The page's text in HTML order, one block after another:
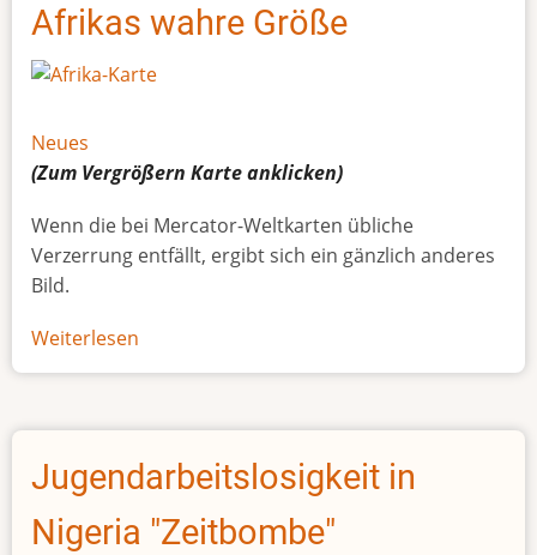
Afrikas wahre Größe
Neues
(Zum Vergrößern Karteanklicken)
Wenn die bei Mercator-Weltkarten übliche
Verzerrung entfällt, ergibt sich ein gänzlich anderes
Bild.
Weiterlesen
Afrikas
Größe
Jugendarbeitslosigkeit in
Nigeria "Zeitbombe"